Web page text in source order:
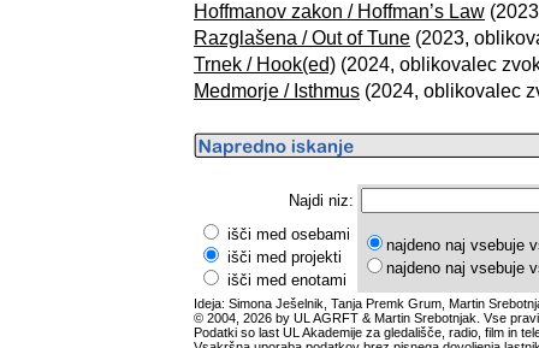
Hoffmanov zakon / Hoffman’s Law
Razglašena / Out of Tune (2023,
Trnek / Hook(ed) (2024, oblikovalec
Medmorje / Isthmus (2024, oblikovalec
Najdi niz:
išči med osebami
išči med projekti
išči med enotami
najdeno naj vsebuje
najdeno naj vsebuje
Ideja: Simona Ješelnik, Tanja Premk Grum, Martin
© 2004, 2026 by UL AGRFT & Martin Srebotnjak. Vse
Podatki so last UL Akademije za gledališče, radio, film in